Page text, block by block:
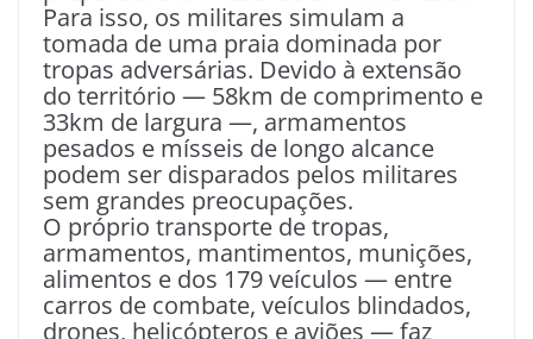
Para isso, os militares simulam a
tomada de uma praia dominada por
tropas adversárias. Devido à extensão
do território — 58km de comprimento e
33km de largura —, armamentos
pesados e mísseis de longo alcance
podem ser disparados pelos militares
sem grandes preocupações.
O próprio transporte de tropas,
armamentos, mantimentos, munições,
alimentos e dos 179 veículos — entre
carros de combate, veículos blindados,
drones, helicópteros e aviões — faz